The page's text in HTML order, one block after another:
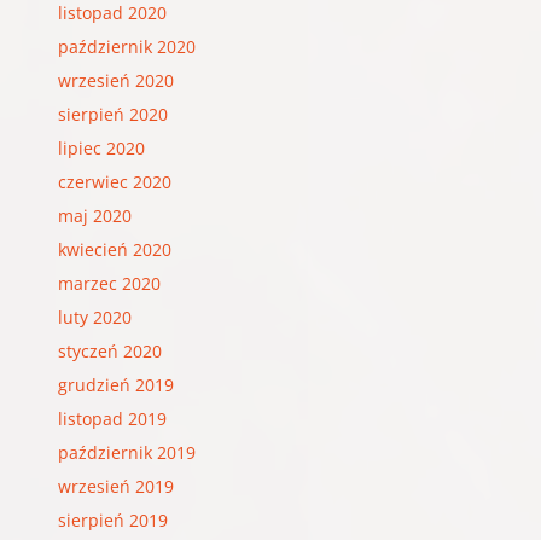
listopad 2020
październik 2020
wrzesień 2020
sierpień 2020
lipiec 2020
czerwiec 2020
maj 2020
kwiecień 2020
marzec 2020
luty 2020
styczeń 2020
grudzień 2019
listopad 2019
październik 2019
wrzesień 2019
sierpień 2019